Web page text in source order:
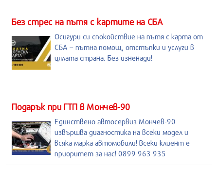
Без стрес на пътя с картите на СБА
Осигури си спокойствие на пътя с карта от
СБА – пътна помощ, отстъпки и услуги в
цялата страна. Без изненади!
Подарък при ГТП в Мончев-90
Единствено автосервиз Мончев-90
извършва диагностика на всеки модел и
всяка марка автомобили! Всеки клиент е
приоритет за нас! 0899 963 935